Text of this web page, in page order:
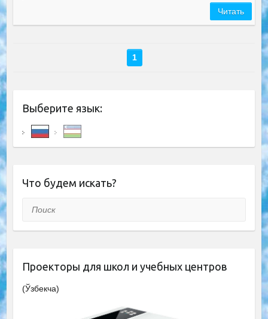
Читать
1
Выберите язык:
Что будем искать?
Поиск
Проекторы для школ и учебных центров
(Ўзбекча)